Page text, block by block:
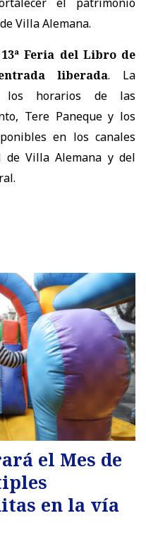
Villa Alemana.
Feria del Libro de
liberada. La
los horarios de las
Tere Paneque y los
en los canales
de Villa Alemana y del
el Mes de
en la vía